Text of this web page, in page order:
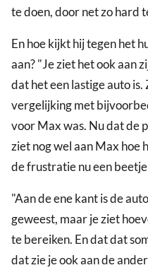
te doen, door net zo hard
En hoe kijkt hij tegen het
aan? "Je ziet het ook aan
dat het een lastige auto
vergelijking met
voor Max was. Nu dat de
ziet nog wel aan Max hoe
de frustratie nu een
"Aan de ene kant is de
geweest, maar je ziet
te bereiken. En dat dat
dat zie je ook aan de